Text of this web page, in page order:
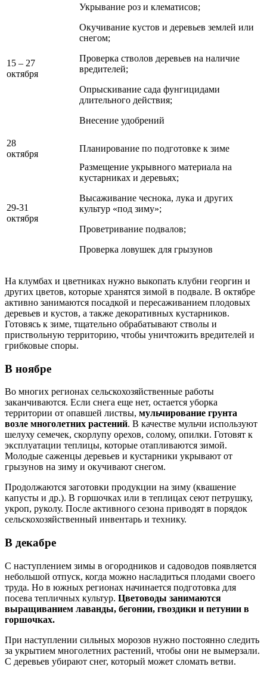
15 – 27
октября
Укрывание роз и клематисов;
Окучивание кустов и деревьев землей или
снегом;
Проверка стволов деревьев на наличие
вредителей;
Опрыскивание сада фунгицидами
длительного действия;
Внесение удобрений
28
октября
Планирование по подготовке к зиме
29-31
октября
Размещение укрывного материала на
кустарниках и деревьях;
Высаживание чеснока, лука и других
культур «под зиму»;
Проветривание подвалов;
Проверка ловушек для грызунов
На клумбах и цветниках нужно выкопать клубни георгин и
других цветов, которые хранятся зимой в подвале. В октябре
активно занимаются посадкой и пересаживанием плодовых
деревьев и кустов, а также декоративных кустарников.
Готовясь к зиме, тщательно обрабатывают стволы и
приствольную территорию, чтобы уничтожить вредителей и
грибковые споры.
В ноябре
Во многих регионах сельскохозяйственные работы
заканчиваются. Если снега еще нет, остается уборка
территории от опавшей листвы, мульчирование грунта
возле многолетних растений. В качестве мульчи используют
шелуху семечек, скорлупу орехов, солому, опилки. Готовят к
эксплуатации теплицы, которые отапливаются зимой.
Молодые саженцы деревьев и кустарники укрывают от
грызунов на зиму и окучивают снегом.
Продолжаются заготовки продукции на зиму (квашение
капусты и др.). В горшочках или в теплицах сеют петрушку,
укроп, руколу. После активного сезона приводят в порядок
сельскохозяйственный инвентарь и технику.
В декабре
С наступлением зимы в огородников и садоводов появляется
небольшой отпуск, когда можно насладиться плодами своего
труда. Но в южных регионах начинается подготовка для
посева тепличных культур. Цветоводы занимаются
выращиванием лаванды, бегонии, гвоздики и петунии в
горшочках.
При наступлении сильных морозов нужно постоянно следить
за укрытием многолетних растений, чтобы они не вымерзали.
С деревьев убирают снег, который может сломать ветви.